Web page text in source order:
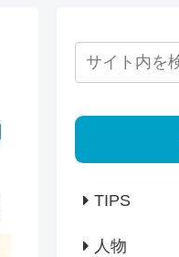
TIPS
人物